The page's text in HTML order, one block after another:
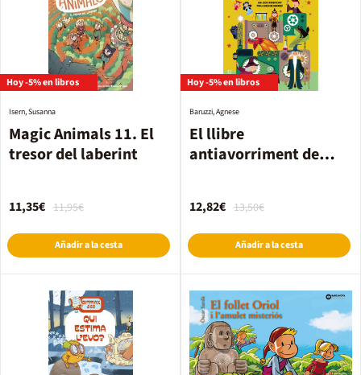
Hoy -5% en libros
Magic Animals 11. El
tresor del laberint
Isern, Susanna
11,95€
11,35€
Añadir a la cesta
Hoy -5% en libros
El llibre
antiavorriment de
Baruzzi, Agnese
13,50€
12,82€
Añadir a la cesta